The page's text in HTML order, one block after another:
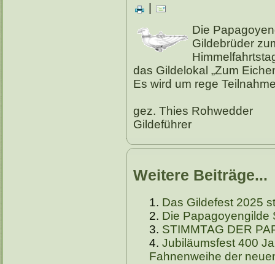
|
Die
Gildebrüder
das Gildelokal „Zum
Es wird um rege
gez. Thies Rohwedder
Gildeführer
Weitere Beiträge...
Das Gildefest 2025
Die Papagoyengilde
STIMMTAG DER
Jubiläumsfest 400
Fahnenweihe der